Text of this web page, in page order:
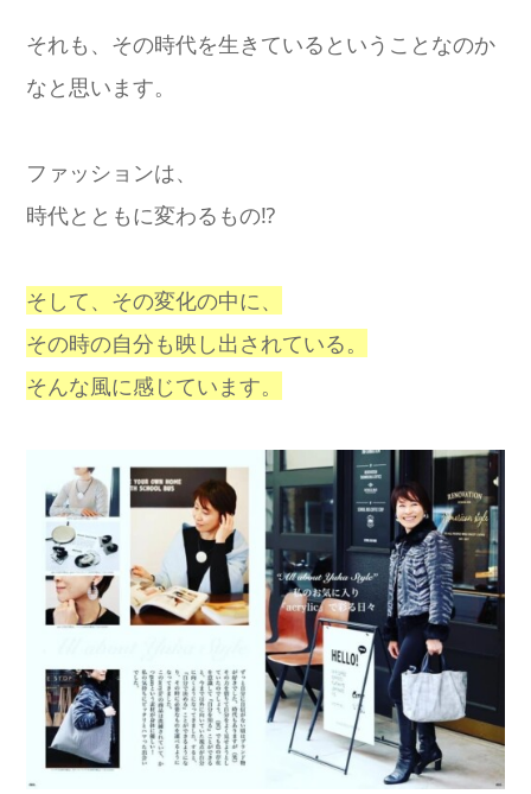
それも、その時代を生きているということなのか
なと思います。
ファッションは、
時代とともに変わるもの⁉️
そして、その変化の中に、
その時の自分も映し出されている。
そんな風に感じています。